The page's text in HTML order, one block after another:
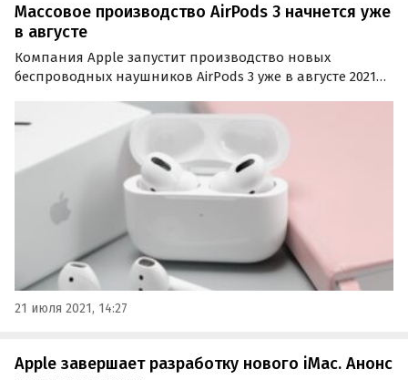
Массовое производство AirPods 3 начнется уже
в августе
Компания Apple запустит производство новых
беспроводных наушников AirPods 3 уже в августе 2021
новинку представят либо вместе с iPhone 13, либо с
обновленными ноутбуками MacBook Pro.
21 июля 2021, 14:27
Apple завершает разработку нового iMac. Анонс